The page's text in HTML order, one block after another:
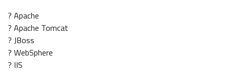
? Apache
? Apache Tomcat
? JBoss
? WebSphere
? IIS